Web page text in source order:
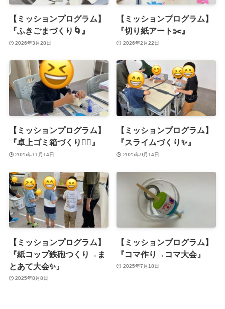
【ミッションプログラム】
『ふきごまづくり🌀』
2026年3月28日
【ミッションプログラム】
『切り紙アート✂️』
2026年2月22日
【ミッションプログラム】
『卓上ゴミ箱づくり✊🏻』
2025年11月14日
【ミッションプログラム】
『スライムづくり✨』
2025年9月14日
【ミッションプログラム】
『紙コップ鉄砲つくり→ま
とあて大会✨』
2025年8月8日
【ミッションプログラム】
『コマ作り→コマ大会』
2025年7月18日